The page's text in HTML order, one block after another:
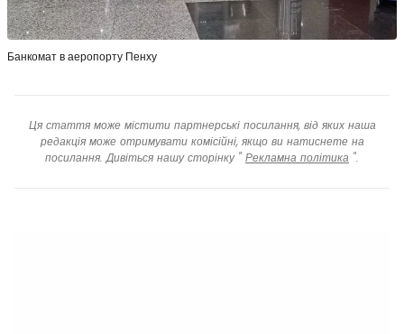
Банкомат в аеропорту Пенху
Ця стаття може містити партнерські посилання, від яких наша
редакція може отримувати комісійні, якщо ви натиснете на
посилання. Дивіться нашу сторінку " Рекламна політика ".